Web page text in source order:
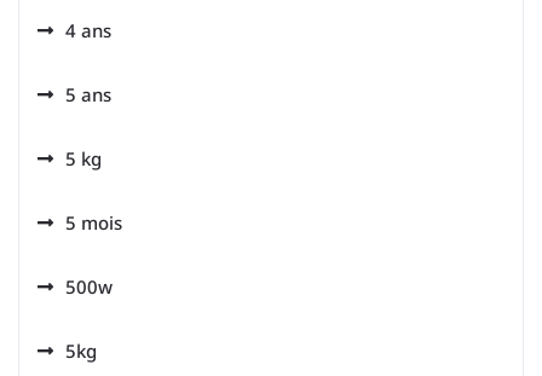
4 ans
5 ans
5 kg
5 mois
500w
5kg